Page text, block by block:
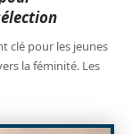
clé pour les jeunes
la féminité. Les